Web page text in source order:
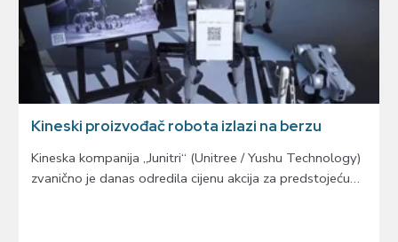
Kineski proizvođač robota izlazi na berzu
Kineska kompanija „Junitri“ (Unitree / Yushu Technology)
zvanično je danas odredila cijenu akcija za predstojeću…